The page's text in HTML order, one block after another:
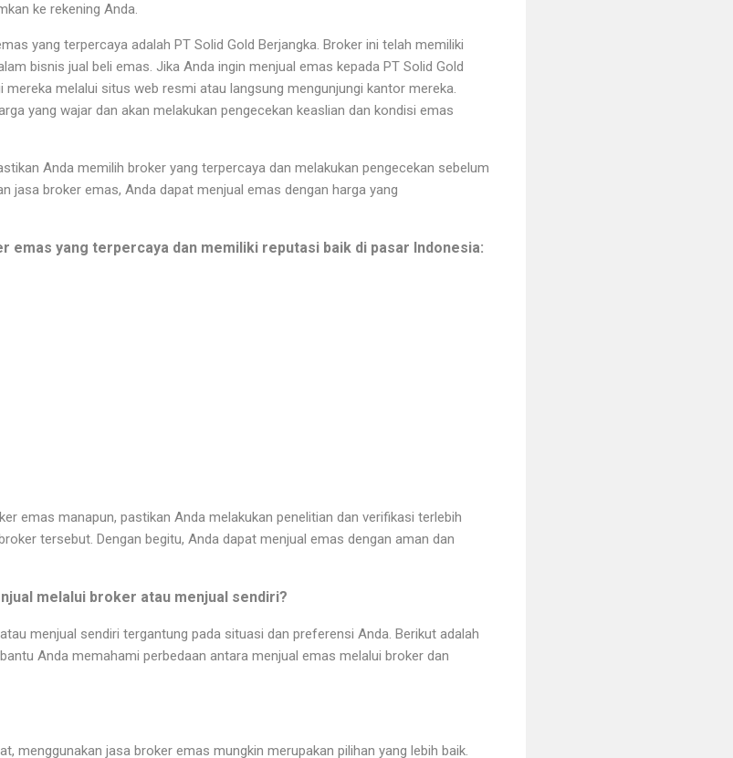
ke rekening Anda.
yang terpercaya adalah PT Solid Gold Berjangka. Broker ini telah memiliki
bisnis jual beli emas. Jika Anda ingin menjual emas kepada PT Solid Gold
mereka melalui situs web resmi atau langsung mengunjungi kantor mereka.
yang wajar dan akan melakukan pengecekan keaslian dan kondisi emas
Anda memilih broker yang terpercaya dan melakukan pengecekan sebelum
jasa broker emas, Anda dapat menjual emas dengan harga yang
emas yang terpercaya dan memiliki reputasi baik di pasar Indonesia:
emas manapun, pastikan Anda melakukan penelitian dan verifikasi terlebih
tersebut. Dengan begitu, Anda dapat menjual emas dengan aman dan
melalui broker atau menjual sendiri?
menjual sendiri tergantung pada situasi dan preferensi Anda. Berikut adalah
Anda memahami perbedaan antara menjual emas melalui broker dan
menggunakan jasa broker emas mungkin merupakan pilihan yang lebih baik.